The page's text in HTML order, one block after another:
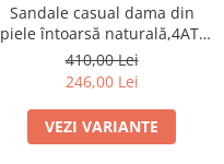
Sandale casual dama din
piele întoarsă naturală,4AT-
26250 DANIELE GILARDO
410,00 Lei
246,00 Lei
VEZI VARIANTE